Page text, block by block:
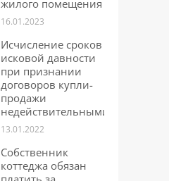
жилого помещения
16.01.2023
Исчисление сроков
исковой давности
при признании
договоров купли-
продажи
недействительными
13.01.2022
Собственник
коттеджа обязан